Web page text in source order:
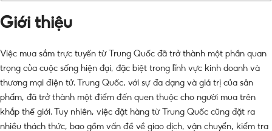
Giới thiệu
Việc mua sắm trực tuyến từ Trung Quốc đã trở thành một phần quan
trọng của cuộc sống hiện đại, đặc biệt trong lĩnh vực kinh doanh và
thương mại điện tử. Trung Quốc, với sự đa dạng và giá trị của sản
phẩm, đã trở thành một điểm đến quen thuộc cho người mua trên
khắp thế giới. Tuy nhiên, việc đặt hàng từ Trung Quốc cũng đặt ra
nhiều thách thức, bao gồm vấn đề về giao dịch, vận chuyển, kiểm tra